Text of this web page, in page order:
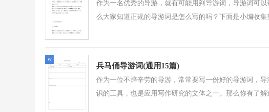
作为一名优秀的导游，就有可能用到导游词，导游词可
么大家知道正规的导游词是怎么写的吗？下面是小编收集
兵马俑导游词(通用15篇)
作为一位不辞辛劳的导游，常常要写一份好的导游词，
识的工具，也是应用写作研究的文体之一。那么你有了
w